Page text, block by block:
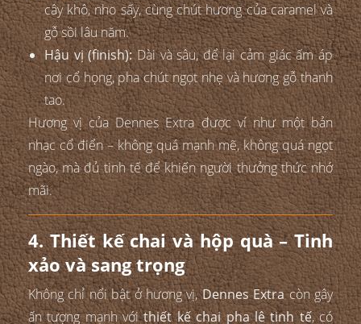
cây khô, nho sấy, cùng chút hương của caramel và
gỗ sồi lâu năm.
Hậu vị (finish):Dài và sâu, để lại cảm giác ấm áp
nơi cổ họng, pha chút ngọt nhẹ và hương gỗ thanh
tao.
Hương vị của Dennes Extra được ví như một bản
nhạc cổ điển – không quá mạnh mẽ, không quá ngọt
ngào, mà đủ tinh tế để khiến người thưởng thức nhớ
mãi.
4. Thiết kế chai và hộp quà – Tinh
xảo và sang trọng
Không chỉ nổi bật ở hương vị,Dennes Extracòn gây
ấn tượng mạnh vớithiết kế chai pha lê tinh tế, có